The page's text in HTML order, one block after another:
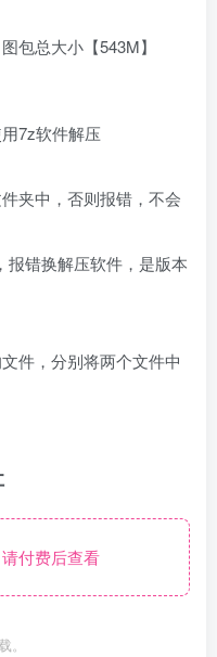
包总大小【543M】
7z软件解压
夹中，否则报错，不会
报错换解压软件，是版本
件，分别将两个文件中
付费后查看